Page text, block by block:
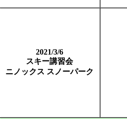
2021/3/6
スキー講習会
ニノックス スノーパーク